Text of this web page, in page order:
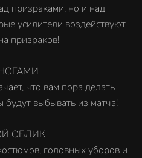
призраками, но и над
усилители воздействуют
призраков!
что вам пора делать
выбывать из матча!
ОБЛИК
головных уборов и